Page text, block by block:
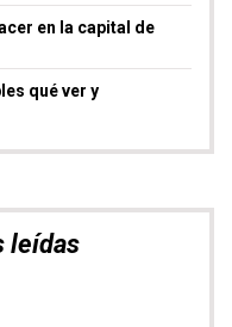
en la capital de
qué ver y
leídas